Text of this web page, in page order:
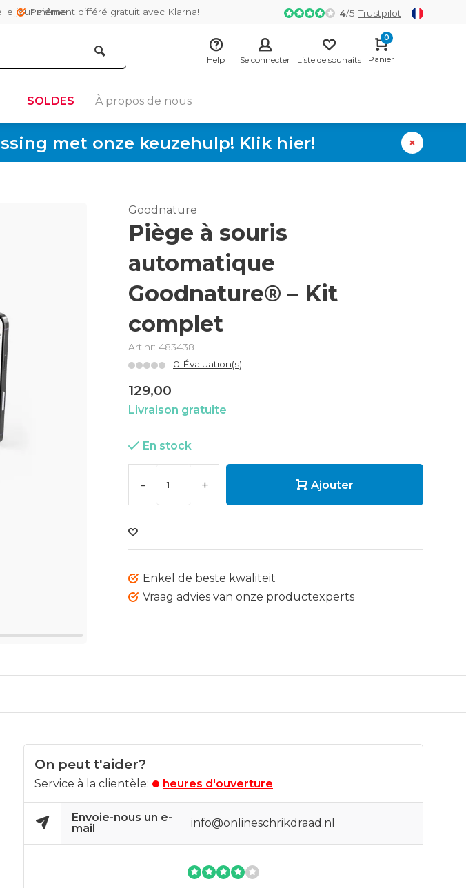
le jour même
Paiement différé gratuit avec Klarna! 4/5 Trustpilot
Help Se connecter Liste de souhaits
0
Panier
SOLDES À propos de nous
met onze keuzehulp! Klik hier!
Goodnature
Piège à souris
automatique
Goodnature® – Kit
complet
Art.nr: 483438
0 Évaluation(s)
129,00
Livraison gratuite
En stock
- + Ajouter
Enkel de beste kwaliteit
Vraag advies van onze productexperts
On peut t'aider?
Service à la clientèle: heures d'ouverture
Envoie-nous un e-
mail
info@onlineschrikdraad.nl